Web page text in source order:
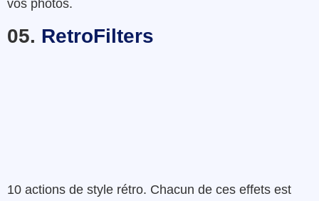
vos photos.
05. RetroFilters
10 actions de style rétro. Chacun de ces effets est